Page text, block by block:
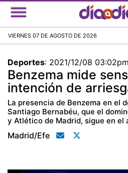
al
VIERNES 07 DE AGOSTO DE 2026
Deportes: 2021/12/08 03:02pm
Benzema mide
intención de
La presencia de Benzema en el
Santiago Bernabéu, que el
y Atlético de Madrid, sigue en el
Madrid/efe